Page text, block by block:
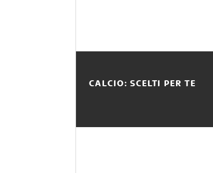
CALCIO: SCELTI PER TE